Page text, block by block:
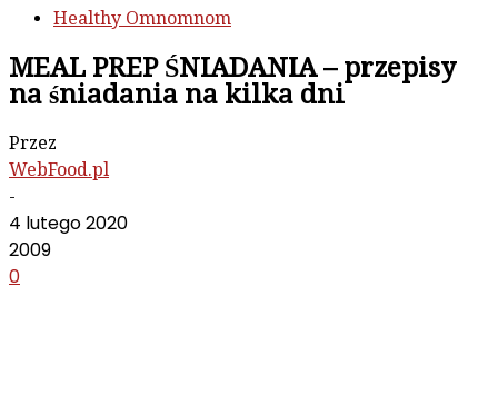
Healthy Omnomnom
MEAL PREP ŚNIADANIA – przepisy
na śniadania na kilka dni
Przez
WebFood.pl
-
4 lutego 2020
2009
0